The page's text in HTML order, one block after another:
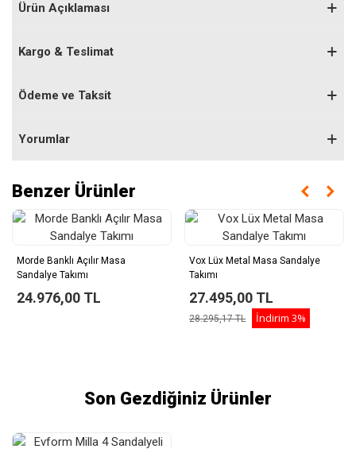
Ürün Açıklaması
Kargo & Teslimat
Ödeme ve Taksit
Yorumlar
Benzer Ürünler
Morde Banklı Açılır Masa
Sandalye Takımı
24.976,00 TL
Vox Lüx Metal Masa Sandalye
Takımı
27.495,00 TL
28.295,17 TL İndirim 3%
Son Gezdiğiniz Ürünler